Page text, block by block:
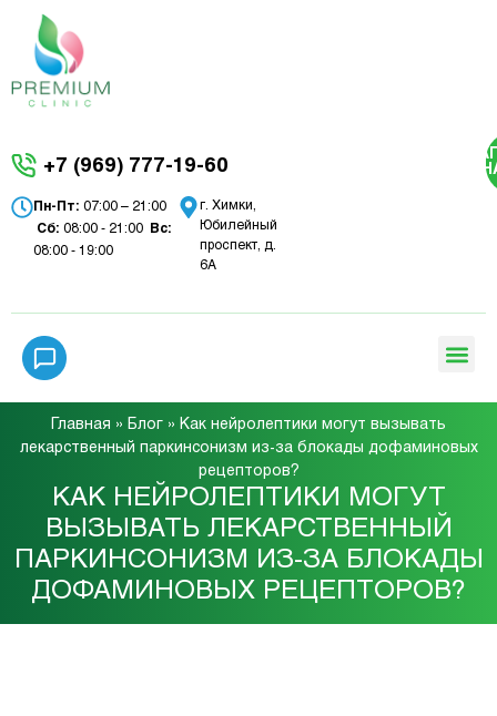
Пн-Пт: 07:00 – 21:00
Сб: 08:00 - 21:00
Вc:
08:00 - 19:00
г. Химки,
Юбилейный
проспект, д.
6А
+7 (969) 777-19-60
Главная » Блог » Как нейролептики могут вызывать
лекарственный паркинсонизм из-за блокады дофаминовых
рецепторов?
КАК НЕЙРОЛЕПТИКИ МОГУТ
ВЫЗЫВАТЬ ЛЕКАРСТВЕННЫЙ
ПАРКИНСОНИЗМ ИЗ-ЗА БЛОКАДЫ
ДОФАМИНОВЫХ РЕЦЕПТОРОВ?